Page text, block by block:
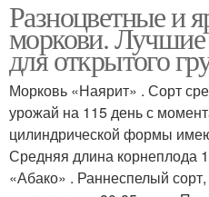
Разноцветные и
моркови. Лучшие
для открытого
Морковь «Наярит» . Сорт
урожай на 115 день с
цилиндрической формы
Средняя длина корнеплода
«Абако» . Раннеспелый